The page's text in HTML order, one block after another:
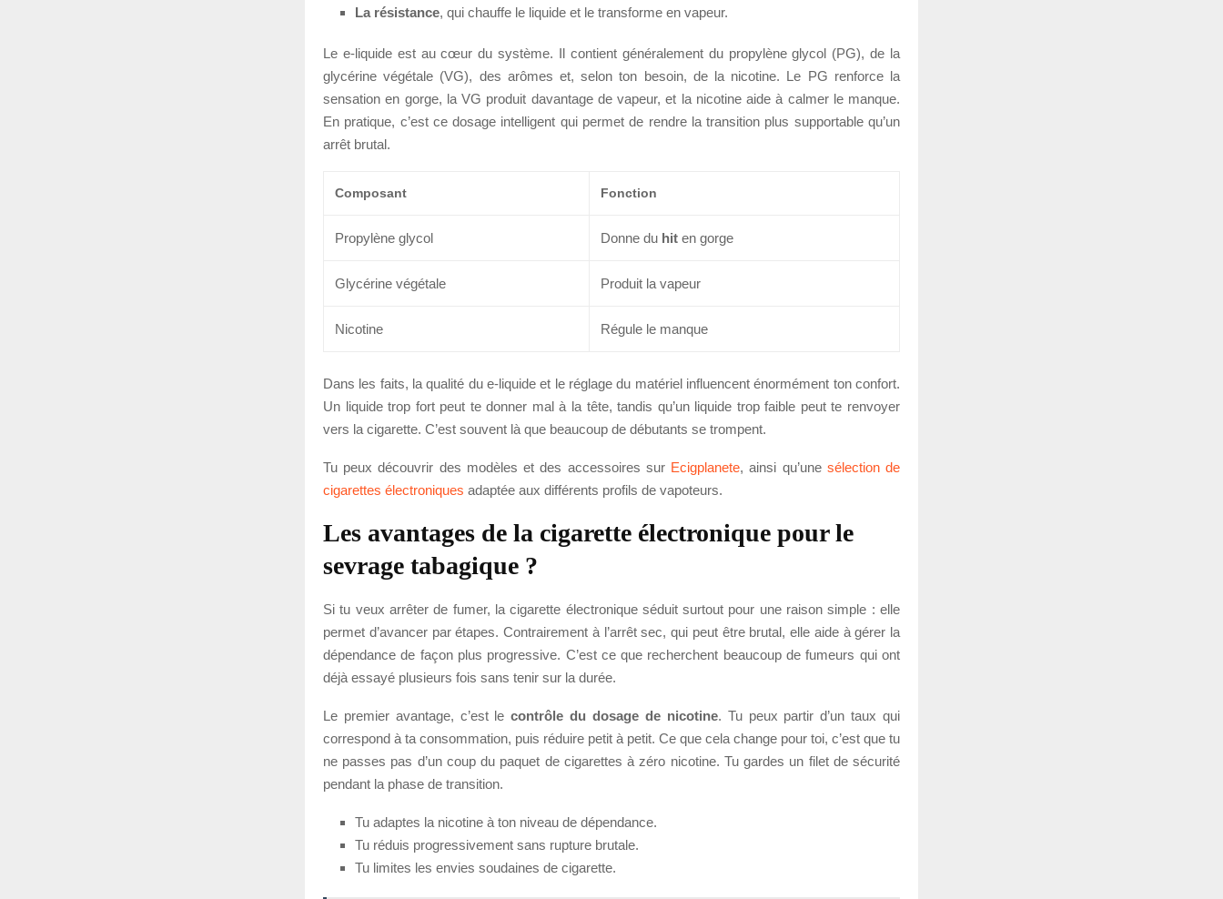
La résistance, qui chauffe le liquide et le transforme en vapeur.
Le e-liquide est au cœur du système. Il contient généralement du propylène glycol (PG), de la
glycérine végétale (VG), des arômes et, selon ton besoin, de la nicotine. Le PG renforce la
sensation en gorge, la VG produit davantage de vapeur, et la nicotine aide à calmer le manque.
En pratique, c’est ce dosage intelligent qui permet de rendre la transition plus supportable qu’un
arrêt brutal.
Composant Fonction
Propylène glycol Donne du hit en gorge
Glycérine végétale Produit la vapeur
Nicotine Régule le manque
Dans les faits, la qualité du e-liquide et le réglage du matériel influencent énormément ton confort.
Un liquide trop fort peut te donner mal à la tête, tandis qu’un liquide trop faible peut te renvoyer
vers la cigarette. C’est souvent là que beaucoup de débutants se trompent.
Tu peux découvrir des modèles et des accessoires sur Ecigplanete, ainsi qu’une sélection de
cigarettes électroniques adaptée aux différents profils de vapoteurs.
Les avantages de la cigarette électronique pour le
sevrage tabagique ?
Si tu veux arrêter de fumer, la cigarette électronique séduit surtout pour une raison simple : elle
permet d’avancer par étapes. Contrairement à l’arrêt sec, qui peut être brutal, elle aide à gérer la
dépendance de façon plus progressive. C’est ce que recherchent beaucoup de fumeurs qui ont
déjà essayé plusieurs fois sans tenir sur la durée.
Le premier avantage, c’est lecontrôle du dosage de nicotine. Tu peux partir d’un taux qui
correspond à ta consommation, puis réduire petit à petit. Ce que cela change pour toi, c’est que tu
ne passes pas d’un coup du paquet de cigarettes à zéro nicotine. Tu gardes un filet de sécurité
pendant la phase de transition.
Tu adaptes la nicotine à ton niveau de dépendance.
Tu réduis progressivement sans rupture brutale.
Tu limites les envies soudaines de cigarette.